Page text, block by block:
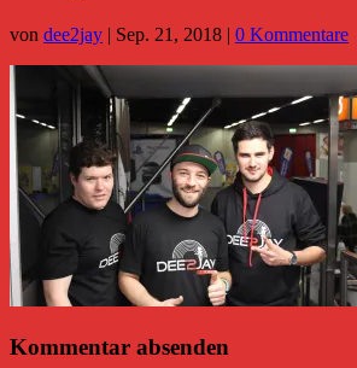
von dee2jay | Sep. 21, 2018 | 0 Kommentare
Kommentar absenden